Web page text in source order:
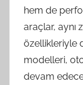
hem de
araçlar, aynı
özellikleriyle
modelleri,
devam